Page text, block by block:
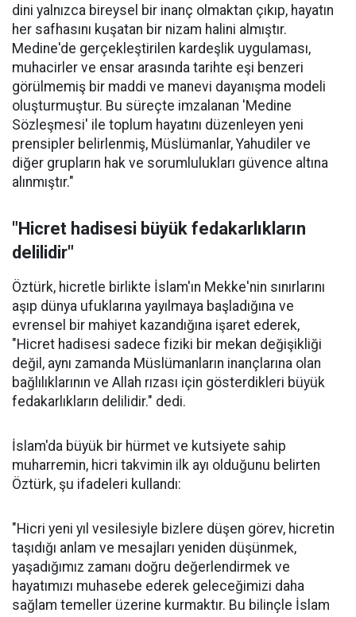
dini yalnızca bireysel bir inanç olmaktan çıkıp, hayatın
her safhasını kuşatan bir nizam halini almıştır.
Medine'de gerçekleştirilen kardeşlik uygulaması,
muhacirler ve ensar arasında tarihte eşi benzeri
görülmemiş bir maddi ve manevi dayanışma modeli
oluşturmuştur. Bu süreçte imzalanan 'Medine
Sözleşmesi' ile toplum hayatını düzenleyen yeni
prensipler belirlenmiş, Müslümanlar, Yahudiler ve
diğer grupların hak ve sorumlulukları güvence altına
alınmıştır."
"Hicret hadisesi büyük fedakarlıkların
delilidir"
Öztürk, hicretle birlikte İslam'ın Mekke'nin sınırlarını
aşıp dünya ufuklarına yayılmaya başladığına ve
evrensel bir mahiyet kazandığına işaret ederek,
"Hicret hadisesi sadece fiziki bir mekan değişikliği
değil, aynı zamanda Müslümanların inançlarına olan
bağlılıklarının ve Allah rızası için gösterdikleri büyük
fedakarlıkların delilidir." dedi.
İslam'da büyük bir hürmet ve kutsiyete sahip
muharremin, hicri takvimin ilk ayı olduğunu belirten
Öztürk, şu ifadeleri kullandı:
"Hicri yeni yıl vesilesiyle bizlere düşen görev, hicretin
taşıdığı anlam ve mesajları yeniden düşünmek,
yaşadığımız zamanı doğru değerlendirmek ve
hayatımızı muhasebe ederek geleceğimizi daha
sağlam temeller üzerine kurmaktır. Bu bilinçle İslam